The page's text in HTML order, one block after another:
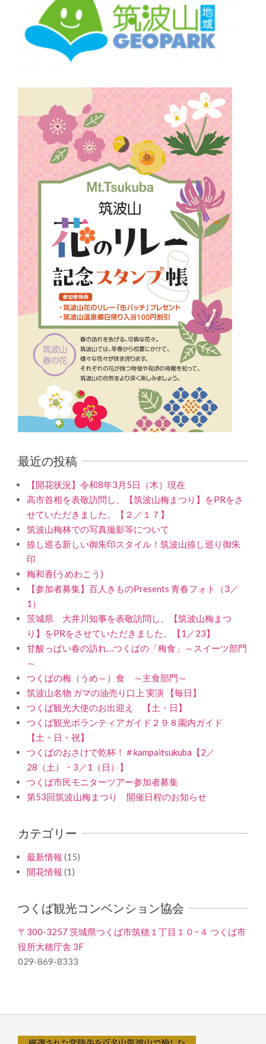
最近の投稿
【開花状況】令和8年3月5日（木）現在
高市首相を表敬訪問し、【筑波山梅まつり】をPRをさ
せていただきました。【２／１７】
筑波山梅林での写真撮影等について
捺し巡る新しい御朱印スタイル！筑波山捺し巡り御朱
印
梅和香(うめわこう)
【参加者募集】百人きものPresents 青春フォト（3／
1）
茨城県 大井川知事を表敬訪問し、【筑波山梅まつ
り】をPRをさせていただきました。【1／23】
甘酸っぱい春の訪れ…つくばの「梅食」～スイーツ部門
～
つくばの梅（うめ～）食 ～主食部門～
筑波山名物 ガマの油売り口上 実演 【毎日】
つくば観光大使のお出迎え 【土・日】
つくば観光ボランティアガイド２９８園内ガイド
【土・日・祝】
つくばのおさけで乾杯！＃kampaitsukuba【2／
28（土）・3／1（日）】
つくば市民モニターツアー参加者募集
第53回筑波山梅まつり 開催日程のお知らせ
カテゴリー
最新情報 (15)
開花情報 (1)
つくば観光コンベンション協会
〒300-3257 茨城県つくば市筑穂１丁目１０−４ つくば市
役所大穂庁舎 3F
029-869-8333